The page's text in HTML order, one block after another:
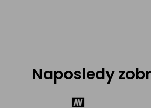
Naposledy